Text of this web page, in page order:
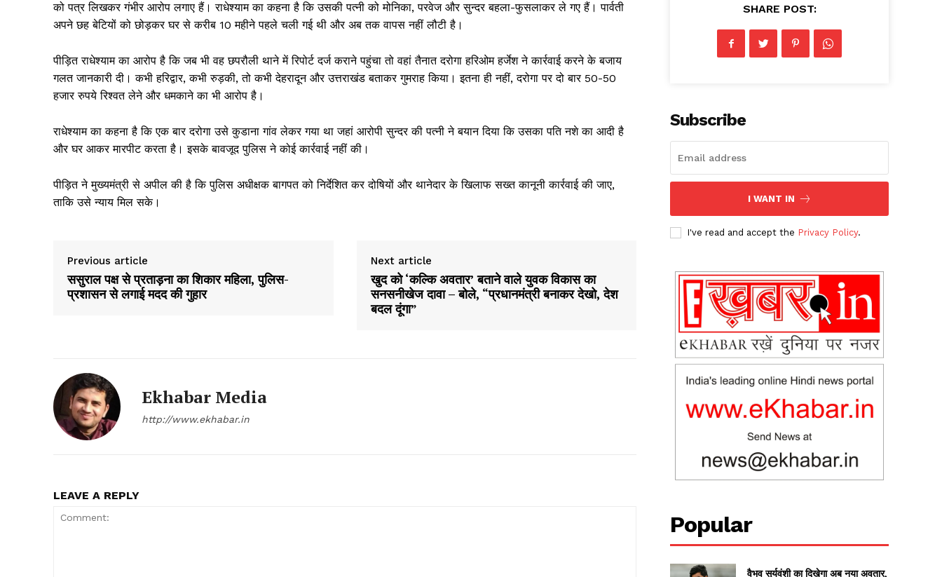
को पत्र लिखकर गंभीर आरोप लगाए हैं। राधेश्याम का कहना है कि उसकी पत्नी को मोनिका, परवेज और सुन्दर बहला-फुसलाकर ले गए हैं। पार्वती
अपने छह बेटियों को छोड़कर घर से करीब 10 महीने पहले चली गई थी और अब तक वापस नहीं लौटी है।
पीड़ित राधेश्याम का आरोप है कि जब भी वह छपरौली थाने में रिपोर्ट दर्ज कराने पहुंचा तो वहां तैनात दरोगा हरिओम हर्जेश ने कार्रवाई करने के बजाय
गलत जानकारी दी। कभी हरिद्वार, कभी रुड़की, तो कभी देहरादून और उत्तराखंड बताकर गुमराह किया। इतना ही नहीं, दरोगा पर दो बार 50-50
हजार रुपये रिश्वत लेने और धमकाने का भी आरोप है।
राधेश्याम का कहना है कि एक बार दरोगा उसे कुडाना गांव लेकर गया था जहां आरोपी सुन्दर की पत्नी ने बयान दिया कि उसका पति नशे का आदी है
और घर आकर मारपीट करता है। इसके बावजूद पुलिस ने कोई कार्रवाई नहीं की।
पीड़ित ने मुख्यमंत्री से अपील की है कि पुलिस अधीक्षक बागपत को निर्देशित कर दोषियों और थानेदार के खिलाफ सख्त कानूनी कार्रवाई की जाए,
ताकि उसे न्याय मिल सके।
Previous article
ससुराल पक्ष से प्रताड़ना का शिकार महिला, पुलिस-
प्रशासन से लगाई मदद की गुहार
Next article
खुद को ‘कल्कि अवतार’ बताने वाले युवक विकास का
सनसनीखेज दावा – बोले, “प्रधानमंत्री बनाकर देखो, देश
बदल दूंगा”
Ekhabar Media
http://www.ekhabar.in
LEAVE A REPLY
SHARE POST:
Subscribe
I WANT IN
I've read and accept the Privacy Policy.
Popular
वैभव सूर्यवंशी का दिखेगा अब नया अवतार,